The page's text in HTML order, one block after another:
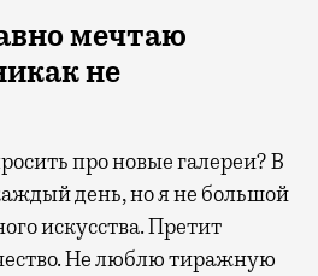
мечтаю
не
про новые галереи? В
день, но я не большой
искусства. Претит
Не люблю тиражную